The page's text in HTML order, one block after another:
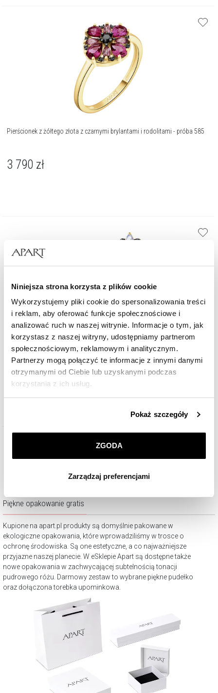
Niniejsza strona korzysta z plików cookie
Wykorzystujemy pliki cookie do spersonalizowania treści
i reklam, aby oferować funkcje społecznościowe i
analizować ruch w naszej witrynie. Informacje o tym, jak
korzystasz z naszej witryny, udostępniamy partnerom
społecznościowym, reklamowym i analitycznym.
Partnerzy mogą połączyć te informacje z innymi danymi
otrzymanymi od Ciebie lub uzyskanymi podczas
korzystania z ich usług.
przez nas plików cookie znajdziesz wPolityce
korzystamy. Możesz również wybrać jaki rodzaj plików
Zarządzaj preferencjami
dokonać zmiany wybranych przez Ciebie plików cookie.
Pokaż szczegóły
ZGODA
Zarządzaj preferencjami
Pierścionek z żółtego złota z czarnymi brylantami i rodolitami - próba 585
3 790 zł
Kolczyki z żółtego złota z czarnymi brylantami i tanzanitami - próba 585
3 659 zł
ZOBACZ CAŁĄ KOLEKCJĘ VINTAGE
Piękne opakowanie gratis
Kupione na apart.pl produkty są domyślnie pakowane w
ekologiczne opakowania, które wprowadziliśmy w trosce o
ochronę środowiska. Są one estetyczne, a co najważniejsze
przyjazne naszej planecie. W eSklepie Apart są dostępne także
nowe opakowania w zachwycającej subtelnością tonacji
pudrowego różu. Darmowy zestaw to wybrane piękne pudełko
oraz dołączona torebka upominkowa.